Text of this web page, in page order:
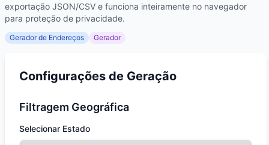
exportação JSON/CSV e funciona inteiramente no navegador
para proteção de privacidade.
Gerador de Endereços Gerador
Configurações de Geração
Filtragem Geográfica
Selecionar Estado